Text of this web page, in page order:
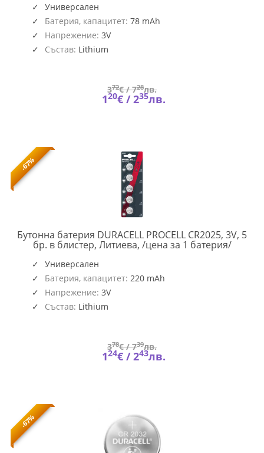
Универсален
Батерия, капацитет: 78 mAh
Напрежение: 3V
Състав: Lithium
372€ /728лв.
120€ /235лв.
-67%
Бутонна батерия DURACELL PROCELL CR2025, 3V, 5
бр. в блистер, Литиева, /цена за 1 батерия/
Универсален
Батерия, капацитет: 220 mAh
Напрежение: 3V
Състав: Lithium
378€ /739лв.
124€ /243лв.
-67%